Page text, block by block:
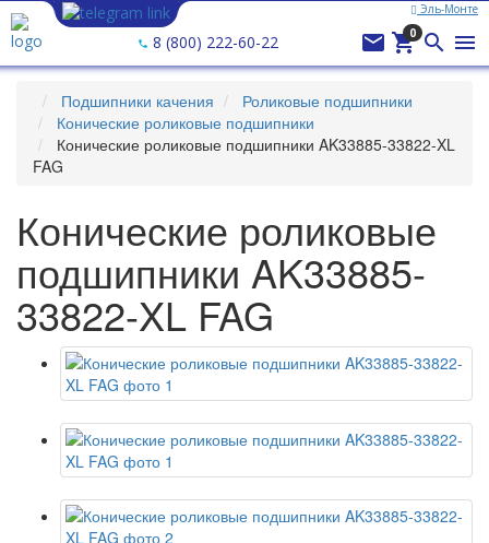
Эль-Монте
Ваш город —Эль-Монте
8 (800) 222-60-22  
0  
Подшипники качения
Роликовые подшипники
Конические роликовые подшипники
Конические роликовые подшипники AK33885-33822-XL
FAG
Конические роликовые
подшипники AK33885-
33822-XL FAG